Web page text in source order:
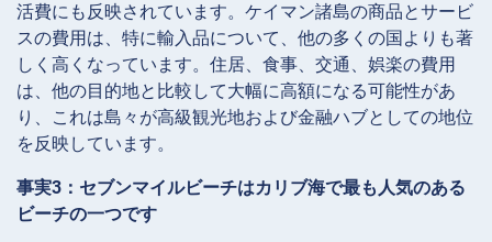
活費にも反映されています。ケイマン諸島の商品とサービ
スの費用は、特に輸入品について、他の多くの国よりも著
しく高くなっています。住居、食事、交通、娯楽の費用
は、他の目的地と比較して大幅に高額になる可能性があ
り、これは島々が高級観光地および金融ハブとしての地位
を反映しています。
事実3：セブンマイルビーチはカリブ海で最も人気のある
ビーチの一つです